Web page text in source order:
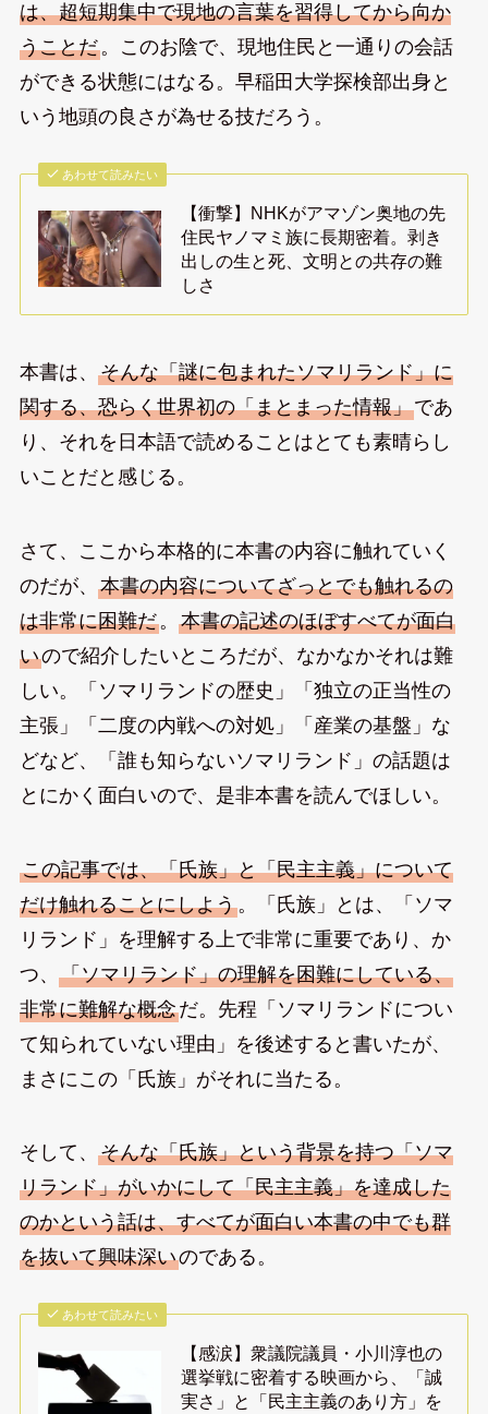
は、超短期集中で現地の言葉を習得してから向か
うことだ。このお陰で、現地住民と一通りの会話
ができる状態にはなる。早稲田大学探検部出身と
いう地頭の良さが為せる技だろう。
あわせて読みたい
【衝撃】NHKがアマゾン奥地の先
住民ヤノマミ族に長期密着。剥き
出しの生と死、文明との共存の難
しさ
本書は、 そんな「謎に包まれたソマリランド」に
関する、恐らく世界初の「まとまった情報」であ
り、それを日本語で読めることはとても素晴らし
いことだと感じる。
さて、ここから本格的に本書の内容に触れていく
のだが、 本書の内容についてざっとでも触れるの
は非常に困難だ。 本書の記述のほぼすべてが面白
いので紹介したいところだが、なかなかそれは難
しい。「ソマリランドの歴史」「独立の正当性の
主張」「二度の内戦への対処」「産業の基盤」な
どなど、「誰も知らないソマリランド」の話題は
とにかく面白いので、是非本書を読んでほしい。
この記事では、「氏族」と「民主主義」について
だけ触れることにしよう。「氏族」とは、「ソマ
リランド」を理解する上で非常に重要であり、か
つ、 「ソマリランド」の理解を困難にしている、
非常に難解な概念だ。先程「ソマリランドについ
て知られていない理由」を後述すると書いたが、
まさにこの「氏族」がそれに当たる。
そして、 そんな「氏族」という背景を持つ「ソマ
リランド」がいかにして「民主主義」を達成した
のかという話は、すべてが面白い本書の中でも群
を抜いて興味深いのである。
あわせて読みたい
【感涙】衆議院議員・小川淳也の
選挙戦に密着する映画から、「誠
実さ」と「民主主義のあり方」を